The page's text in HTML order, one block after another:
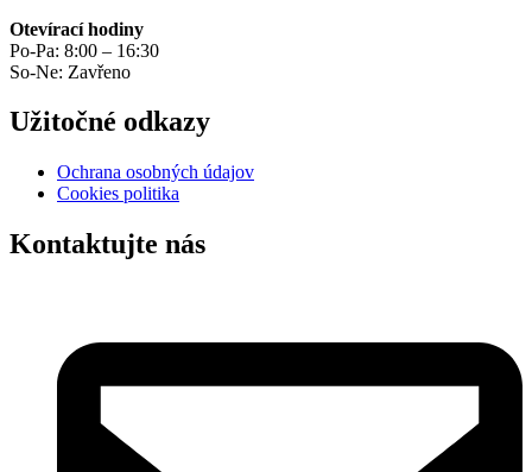
Otevírací hodiny
Po-Pa: 8:00 – 16:30
So-Ne: Zavřeno
Užitočné odkazy
Ochrana osobných údajov
Cookies politika
Kontaktujte nás